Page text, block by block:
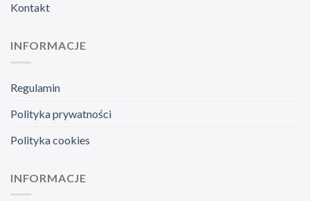
Kontakt
INFORMACJE
Regulamin
Polityka prywatności
Polityka cookies
INFORMACJE